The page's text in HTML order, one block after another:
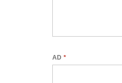
AD*